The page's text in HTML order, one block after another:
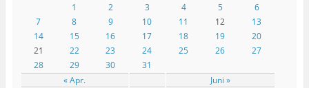
« Apr. Juni »
1 2 3 4 5
6
7
8 9 10 11 12
13
14
15 16 17 18 19
20
21
22 23 24 25 26
27
28
29 30 31